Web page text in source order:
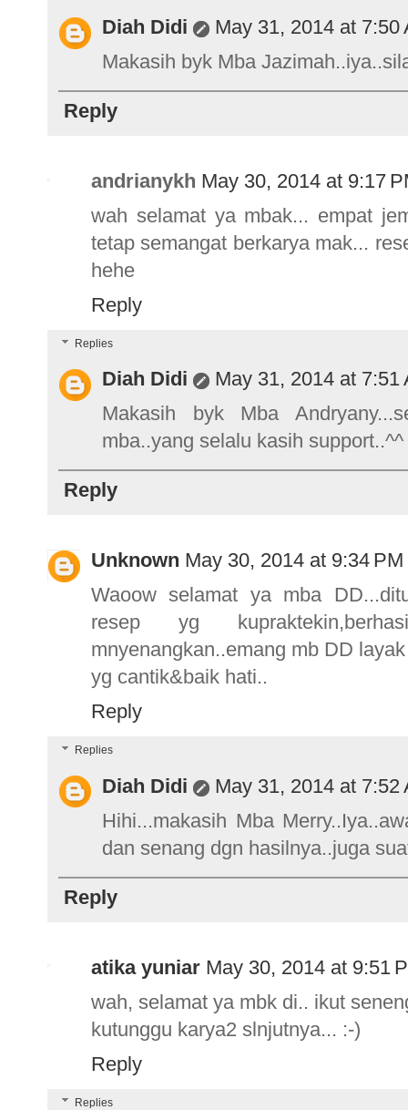
Diah Didi
May 31, 2014 at 7:50
Makasih byk Mba
Reply
andrianykh May 30, 2014 at 9:17
wah selamat ya mbak... empat
tetap semangat berkarya mak...
hehe
Reply
Replies
Diah Didi
May 31, 2014 at 7:51
Makasih byk Mba
mba..yang selalu kasih support..^^
Reply
Unknown May 30, 2014 at 9:34 PM
Waoow selamat ya mba
resep yg
mnyenangkan..emang mb DD
yg cantik&baik hati..
Reply
Replies
Diah Didi
May 31, 2014 at 7:52
Hihi...makasih Mba
dan senang dgn hasilnya..juga
Reply
atika yuniar May 30, 2014 at 9:51
wah, selamat ya mbk di.. ikut
kutunggu karya2 slnjutnya... :-)
Reply
Replies